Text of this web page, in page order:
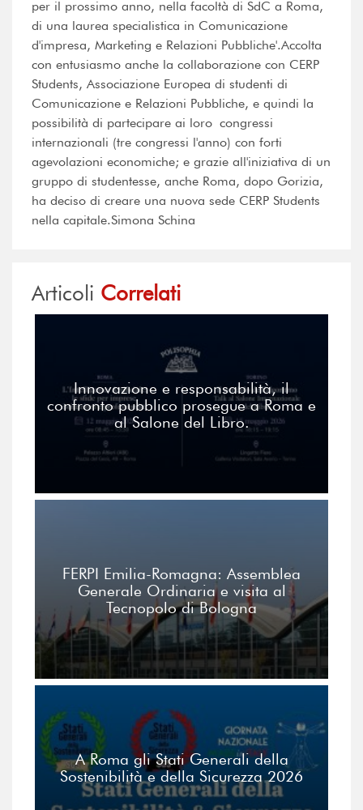
per il prossimo anno, nella facoltà di SdC a Roma,
di una laurea specialistica in Comunicazione
d'impresa, Marketing e Relazioni Pubbliche'.Accolta
con entusiasmo anche la collaborazione con CERP
Students, Associazione Europea di studenti di
Comunicazione e Relazioni Pubbliche, e quindi la
possibilità di partecipare ai loro congressi
internazionali (tre congressi l'anno) con forti
agevolazioni economiche; e grazie all'iniziativa di un
gruppo di studentesse, anche Roma, dopo Gorizia,
ha deciso di creare una nuova sede CERP Students
nella capitale.Simona Schina
Articoli Correlati
Innovazione e responsabilità, il
confronto pubblico prosegue a Roma e
al Salone del Libro.
FERPI Emilia-Romagna: Assemblea
Generale Ordinaria e visita al
Tecnopolo di Bologna
A Roma gli Stati Generali della
Sostenibilità e della Sicurezza 2026